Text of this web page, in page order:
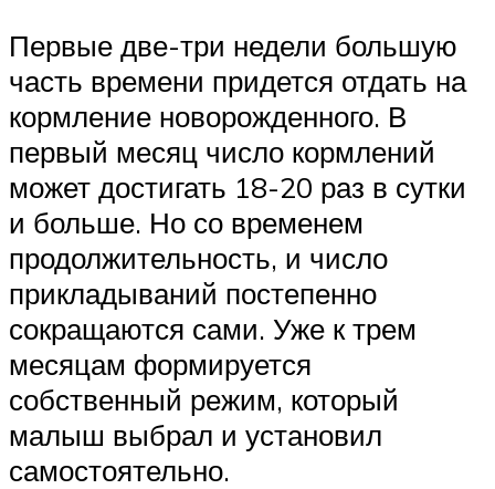
Первые две-три недели большую
часть времени придется отдать на
кормление новорожденного. В
первый месяц число кормлений
может достигать 18-20 раз в сутки
и больше. Но со временем
продолжительность, и число
прикладываний постепенно
сокращаются сами. Уже к трем
месяцам формируется
собственный режим, который
малыш выбрал и установил
самостоятельно.